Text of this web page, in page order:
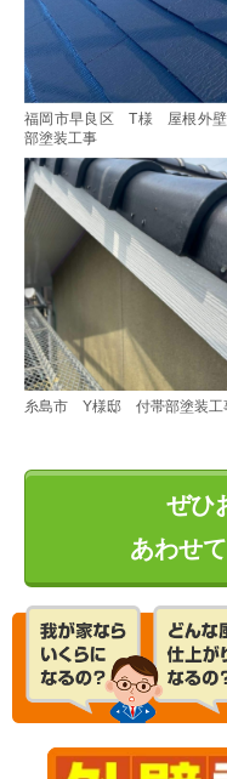
福岡市早良区 T様 屋根外
部塗装工事
糸島市 Y様邸 付帯部塗装工
ぜひ
あわせ